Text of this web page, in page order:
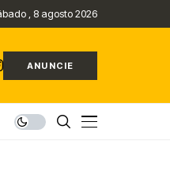
, 8 agosto 2026
ANUNCIE